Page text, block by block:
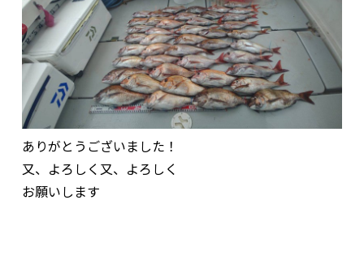
ありがとうございました！
又、よろしく又、よろしく
お願いします